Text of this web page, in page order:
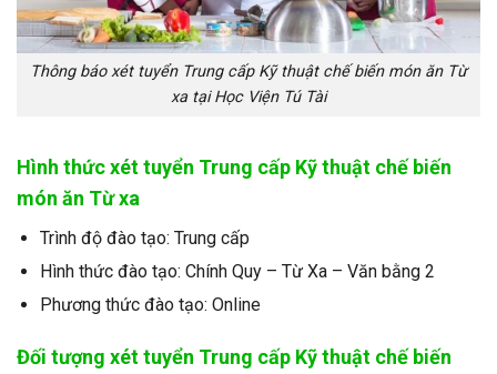
Thông báo xét tuyển Trung cấp Kỹ thuật chế biến món ăn Từ
xa tại Học Viện Tú Tài
Hình thức xét tuyển Trung cấp Kỹ thuật chế biến
món ăn Từ xa
Trình độ đào tạo: Trung cấp
Hình thức đào tạo: Chính Quy – Từ Xa – Văn bằng 2
Phương thức đào tạo: Online
Đối tượng xét tuyển Trung cấp Kỹ thuật chế biến